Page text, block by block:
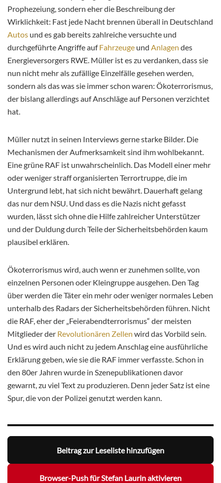
Prophezeiung, sondern eher die Beschreibung der
Wirklichkeit: Fast jede Nacht brennen überall in Deutschland
Autos und es gab bereits zahlreiche versuchte und
durchgeführte Angriffe aufFahrzeuge und Anlagen des
Energieversorgers RWE. Müller ist es zu verdanken, dass sie
nun nicht mehr als zufällige Einzelfälle gesehen werden,
sondern als das was sie immer schon waren: Ökoterrorismus,
der bislang allerdings auf Anschläge auf Personen verzichtet
hat.
Müller nutzt in seinen Interviews gerne starke Bilder. Die
Mechanismen der Aufmerksamkeit sind ihm wohlbekannt.
Eine grüne RAF ist unwahrscheinlich. Das Modell einer mehr
oder weniger straff organisierten Terrortruppe, die im
Untergrund lebt, hat sich nicht bewährt. Dauerhaft gelang
das nur dem NSU. Und dass es die Nazis nicht gefasst
wurden, lässt sich ohne die Hilfe zahlreicher Unterstützer
und der Duldung durch Teile der Sicherheitsbehörden kaum
plausibel erklären.
Ökoterrorismus wird, auch wenn er zunehmen sollte, von
einzelnen Personen oder Kleingruppe ausgehen. Den Tag
über werden die Täter ein mehr oder weniger normales Leben
unterhalb des Radars der Sicherheitsbehörden führen. Nicht
die RAF, eher der „Feierabendterrorismus“ der meisten
Mitglieder der Revolutionären Zellen wird das Vorbild sein.
Und es wird auch nicht zu jedem Anschlag eine ausführliche
Erklärung geben, wie sie die RAF immer verfasste. Schon in
den 80er Jahren wurde in Szenepublikationen davor
gewarnt, zu viel Text zu produzieren. Denn jeder Satz ist eine
Spur, die von der Polizei genutzt werden kann.
Beitrag zur Leseliste hinzufügen
Browser-Push für Stefan Laurin aktivieren